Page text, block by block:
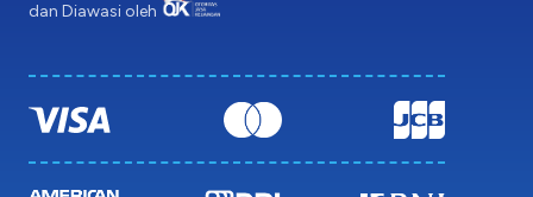
dan Diawasi oleh